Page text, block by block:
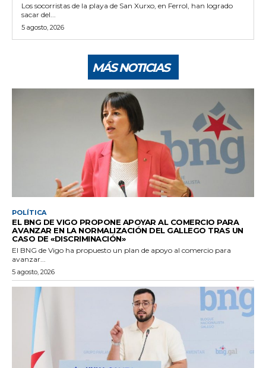
Los socorristas de la playa de San Xurxo, en Ferrol, han logrado
sacar del...
5 agosto, 2026
MÁS NOTICIAS
POLÍTICA
EL BNG DE VIGO PROPONE APOYAR AL COMERCIO PARA
AVANZAR EN LA NORMALIZACIÓN DEL GALLEGO TRAS UN
CASO DE «DISCRIMINACIÓN»
El BNG de Vigo ha propuesto un plan de apoyo al comercio para
avanzar...
5 agosto, 2026